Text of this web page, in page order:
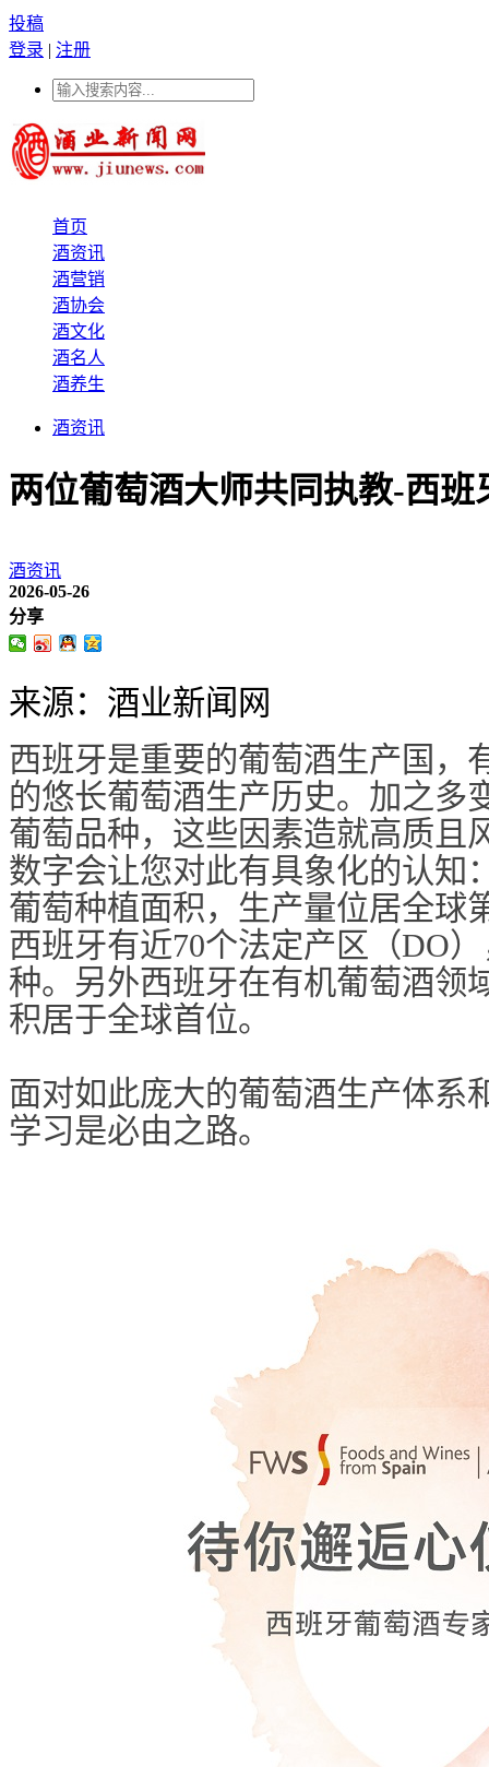
投稿
登录 | 注册
首页
酒资讯
酒营销
酒协会
酒文化
酒名人
酒养生
酒资讯
两位葡萄酒大师共同执教-西
酒资讯
2026-05-26
分享
来源：酒业新闻网
西班牙是重要的葡萄酒生产国，
的悠长葡萄酒生产历史。加之多
葡萄品种，这些因素造就高质且
数字会让您对此有具象化的认知
葡萄种植面积，生产量位居全球
西班牙有近70个法定产区（DO
种。另外西班牙在有机葡萄酒领
积居于全球首位。
面对如此庞大的葡萄酒生产体系
学习是必由之路。